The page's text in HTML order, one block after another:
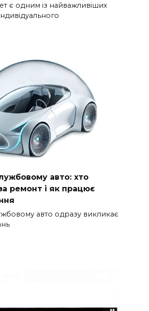
є одним із найважливіших
авто: хто
ремонт і як працює
авто одразу викликає